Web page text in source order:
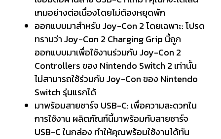
เกมอย่างต่อเนื่องโดยไม่ต้องหยุดพัก
ออกแบบมาสำหรับ Joy-Con 2 โดยเฉพาะ: โปรด
ทราบว่า Joy-Con 2 Charging Grip นี้ถูก
ออกแบบมาเพื่อใช้งานร่วมกับ Joy-Con 2
Controllers ของ Nintendo Switch 2 เท่านั้น
ไม่สามารถใช้ร่วมกับ Joy-Con ของ Nintendo
Switch รุ่นแรกได้
มาพร้อมสายชาร์จ USB-C: เพื่อความสะดวกใน
การใช้งาน ผลิตภัณฑ์นี้มาพร้อมกับสายชาร์จ
USB-C ในกล่อง ทำให้คุณพร้อมใช้งานได้ทัน